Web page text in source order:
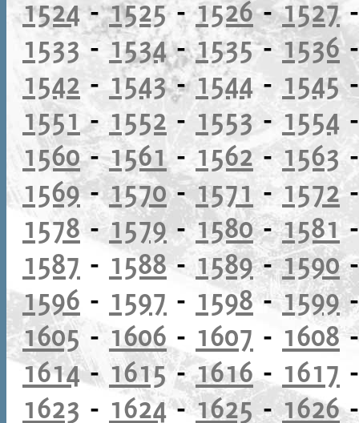
1524-1525-1526-1527
1533-1534-1535-1536
1542 - 1543-1544 - 1545
1551 - 1552 - 1553 - 1554
1560-1561- 1562-1563
1569-1570-1571 -1572
1578 -1579 -1580-1581
1587 - 1588-1589-1590
1596 - 1597 - 1598-1599
1605- 1606 - 1607 - 1608
1614- 1615-1616- 1617
1623 - 1624-1625-1626